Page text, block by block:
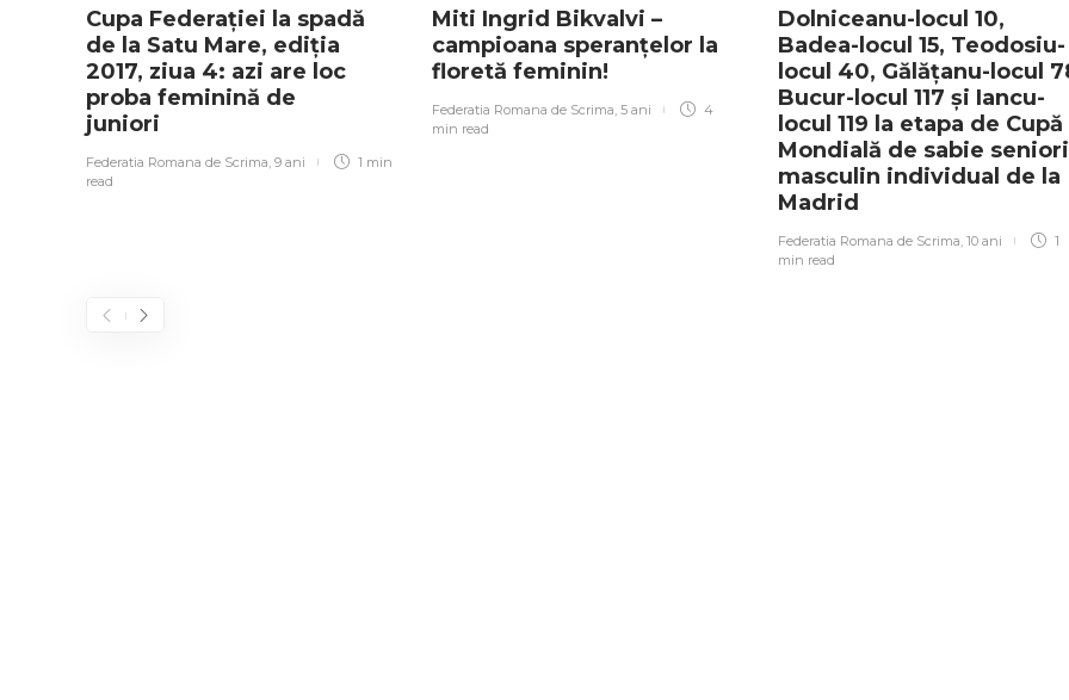
Cupa Federației la spadă
de la Satu Mare, ediția
2017, ziua 4: azi are loc
proba feminină de
juniori
Federatia Romana de Scrima, 9 ani
1 min
read
Miti Ingrid Bikvalvi –
campioana speranțelor la
floretă feminin!
Federatia Romana de Scrima, 5 ani
4
min read
Dolniceanu-locul 10,
Badea-locul 15, Teodosiu-
locul 40, Gălățanu-locul
Bucur-locul 117 și Iancu-
locul 119 la etapa de Cupă
Mondială de sabie seniori
masculin individual de la
Madrid
Federatia Romana de Scrima, 10 ani
1
min read